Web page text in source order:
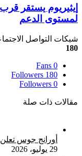
إلى
58
ألف
دولار
قد
لا
يكون
النهاية
إيثيريوم
يستقر
قرب
1,570
دولار
اختبار
الحيتان
لمستوى
لمستوى الدعم
شبكات التواصل
180
0
Fans
180
Followers
0
Followers
مقالات ذات صلة
أورانج جوس تعلن خطة
29 يوليو، 2026